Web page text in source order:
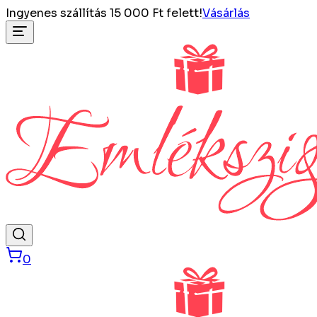
Ingyenes szállítás 15 000 Ft felett!Vásárlás
0